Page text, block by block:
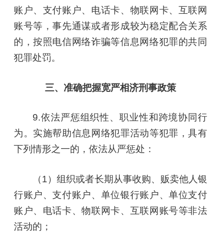
账户、支付账户、电话卡、物联网卡、互联网
账号等，事先通谋或者形成较为稳定配合关系
的，按照电信网络诈骗等信息网络犯罪的共同
犯罪处罚。
三、准确把握宽严相济刑事政策
9.依法严惩组织性、职业性和跨境协同行
为。实施帮助信息网络犯罪活动等犯罪，具有
下列情形之一的，依法从严惩处：
（1）组织或者长期从事收购、贩卖他人银
行账户、支付账户、单位银行账户、单位支付
账户、电话卡、物联网卡、互联网账号等非法
活动的；